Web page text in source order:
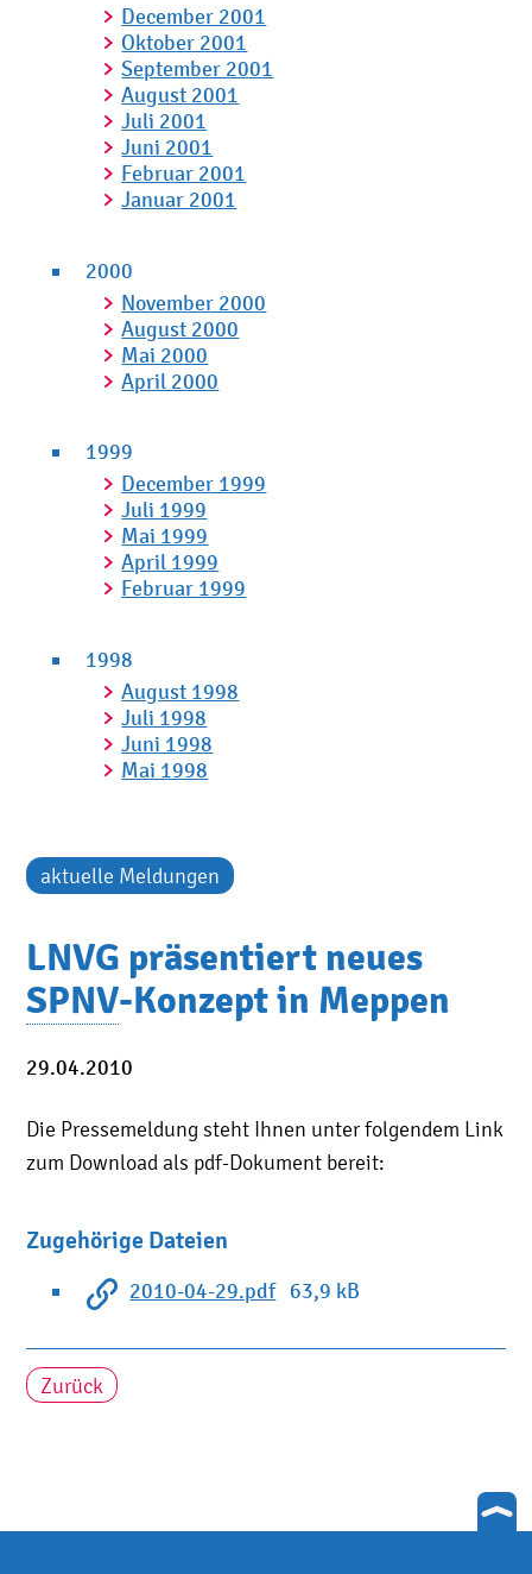
December 2001
Oktober 2001
September 2001
August 2001
Juli 2001
Juni 2001
Februar 2001
Januar 2001
2000
November 2000
August 2000
Mai 2000
April 2000
1999
December 1999
Juli 1999
Mai 1999
April 1999
Februar 1999
1998
August 1998
Juli 1998
Juni 1998
Mai 1998
aktuelle Meldungen
LNVG präsentiert neues
SPNV-Konzept in Meppen
29.04.2010
Die Pressemeldung steht Ihnen unter folgendem Link
zum Download als pdf-Dokument bereit:
Zugehörige Dateien
2010-04-29.pdf 63,9 kB
Zurück